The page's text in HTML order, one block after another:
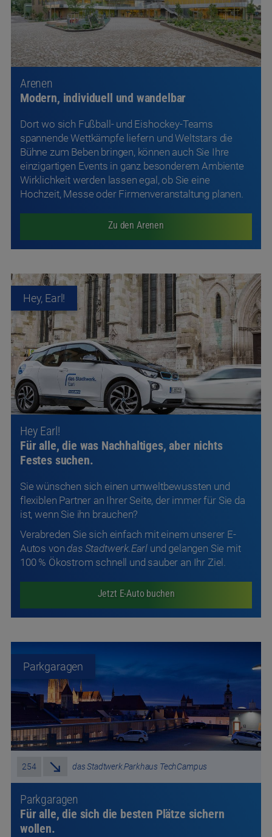
Arenen
Modern, individuell und wandelbar
Dort wo sich Fußball- und Eishockey-Teams
Bühne zum Beben bringen, können auch Sie Ihre
einzigartigen Events in ganz besonderem Ambiente
Wirklichkeit werden lassen egal, ob Sie eine
Hochzeit, Messe oder Firmenveranstaltung planen.
Zu den Arenen
Hey Earl!
Für alle, die was Nachhaltiges, aber nichts
Festes suchen.
Sie wünschen sich einen umweltbewussten und
flexiblen Partner an Ihrer Seite, der immer für Sie da
ist, wenn Sie ihn brauchen?
Autos vondas Stadtwerk.Earlund gelangen Sie mit
100 % Ökostrom schnell und sauber an Ihr Ziel.
Jetzt E-Auto buchen
254 das Stadtwerk.Parkhaus TechCampus
Parkgaragen
Für alle, die sich die besten Plätze sichern
wollen.
Erst ganz bequem parken und dann in der Domstadt
ausspannen: Während Sie einen entspannten
Einkaufsbummel in der Altstadt genießen oder einen
wichtigen Termin wahrnehmen, findet Ihr Auto in